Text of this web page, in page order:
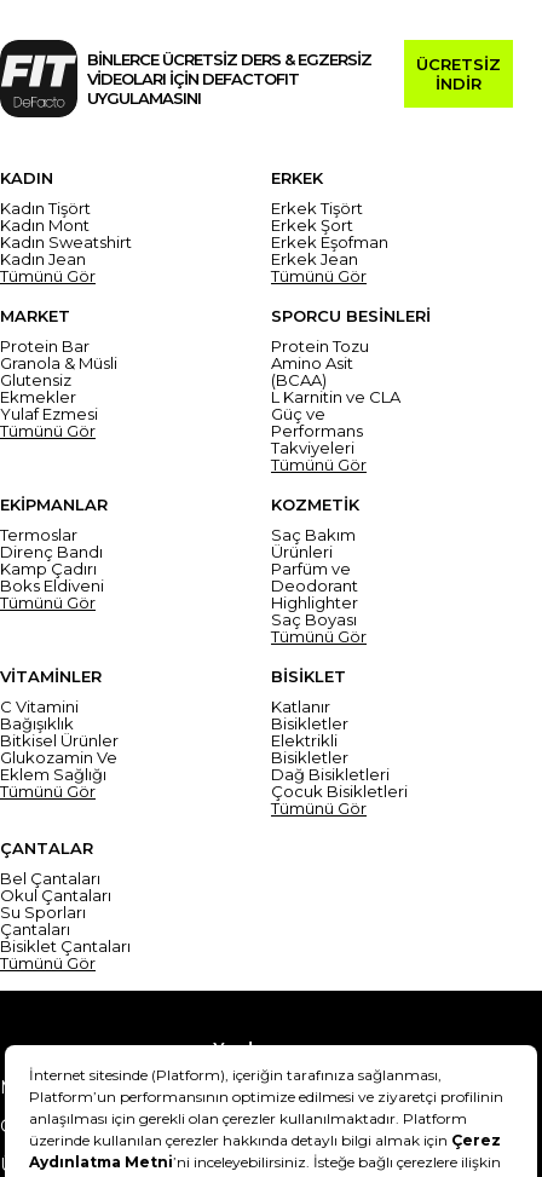
BİNLERCE ÜCRETSİZ DERS & EGZERSİZ
VİDEOLARI İÇİN DEFACTOFIT
UYGULAMASINI
ÜCRETSİZ
İNDİR
KADIN
Kadın Tişört
Kadın Mont
Kadın Sweatshirt
Kadın Jean
Tümünü Gör
ERKEK
Erkek Tişört
Erkek Şort
Erkek Eşofman
Erkek Jean
Tümünü Gör
MARKET
Protein Bar
Granola & Müsli
Glutensiz
Ekmekler
Yulaf Ezmesi
Tümünü Gör
SPORCU BESİNLERİ
Protein Tozu
Amino Asit
(BCAA)
L Karnitin ve CLA
Güç ve
Performans
Takviyeleri
Tümünü Gör
EKİPMANLAR
Termoslar
Direnç Bandı
Kamp Çadırı
Boks Eldiveni
Tümünü Gör
KOZMETİK
Saç Bakım
Ürünleri
Parfüm ve
Deodorant
Highlighter
Saç Boyası
Tümünü Gör
VİTAMİNLER
C Vitamini
Bağışıklık
Bitkisel Ürünler
Glukozamin Ve
Eklem Sağlığı
Tümünü Gör
BİSİKLET
Katlanır
Bisikletler
Elektrikli
Bisikletler
Dağ Bisikletleri
Çocuk Bisikletleri
Tümünü Gör
ÇANTALAR
Bel Çantaları
Okul Çantaları
Su Sporları
Çantaları
Bisiklet Çantaları
Tümünü Gör
Yardım
Mesafeli Satış Sözleşmesi
Teslimat Bilgisi
Gizlilik Sözleşmesi
Şartlar & Koşullar
Ürünümü nasıl iade
Hakkımızda